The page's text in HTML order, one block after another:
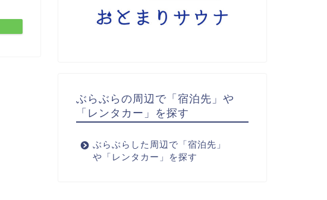
ぶらぶらの周辺で「宿泊先」や
「レンタカー」を探す
ぶらぶらした周辺で「宿泊先」
や「レンタカー」を探す